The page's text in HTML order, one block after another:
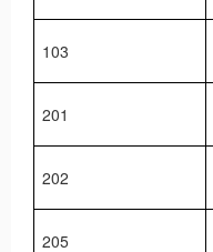
103
201
202
205